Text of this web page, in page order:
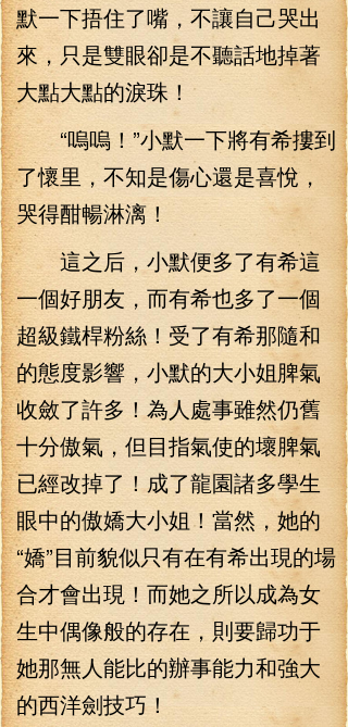
默一下捂住了嘴，不讓自己哭出
來，只是雙眼卻是不聽話地掉著
大點大點的淚珠！
“嗚嗚！”小默一下將有希摟到
了懷里，不知是傷心還是喜悅，
哭得酣暢淋漓！
這之后，小默便多了有希這
一個好朋友，而有希也多了一個
超級鐵桿粉絲！受了有希那隨和
的態度影響，小默的大小姐脾氣
收斂了許多！為人處事雖然仍舊
十分傲氣，但目指氣使的壞脾氣
已經改掉了！成了龍園諸多學生
眼中的傲嬌大小姐！當然，她的
“嬌”目前貌似只有在有希出現的場
合才會出現！而她之所以成為女
生中偶像般的存在，則要歸功于
她那無人能比的辦事能力和強大
的西洋劍技巧！